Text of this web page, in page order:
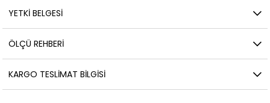
YETKİ BELGESİ
ÖLÇÜ REHBERI
KARGO TESLIMAT BILGISI